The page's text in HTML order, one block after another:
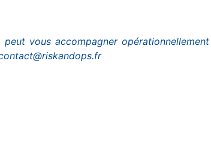
peut vous accompagner